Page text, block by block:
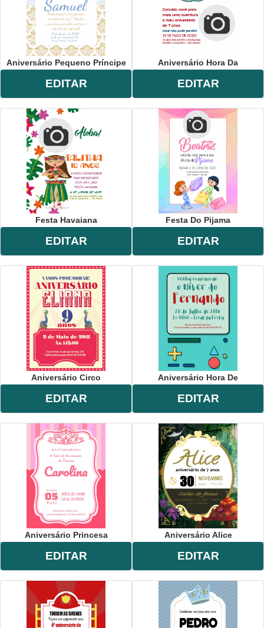
Aniversário Pequeno Príncipe
EDITAR
Aniversário Hora Da
EDITAR
Festa Havaiana
EDITAR
Festa Do Pijama
EDITAR
Aniversário Circo
EDITAR
Aniversário Hora De
EDITAR
Aniversário Princesa
EDITAR
Aniversário Alice
EDITAR